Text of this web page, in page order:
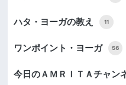
ハタ・ヨーガの教え 11
ワンポイント・ヨーガ 56
今日のＡＭＲＩＴＡチャン